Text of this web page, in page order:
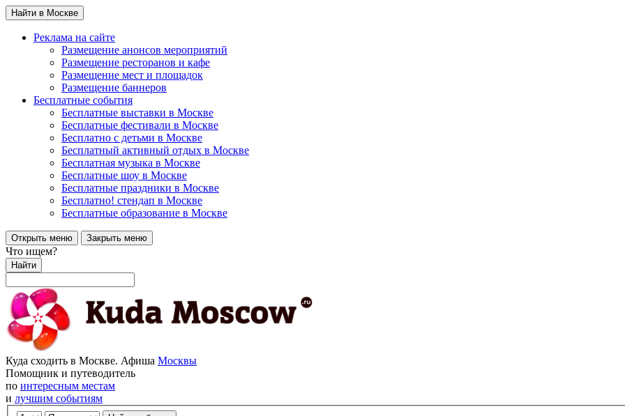
Найти в Москве
Реклама на сайте
Размещение анонсов мероприятий
Размещение ресторанов и кафе
Размещение мест и площадок
Размещение баннеров
Бесплатные события
Бесплатные выставки в Москве
Бесплатные фестивали в Москве
Бесплатно с детьми в Москве
Бесплатный активный отдых в Москве
Бесплатная музыка в Москве
Бесплатные шоу в Москве
Бесплатные праздники в Москве
Бесплатно! стендап в Москве
Бесплатные образование в Москве
Открыть меню Закрыть меню
Что ищем?
Найти
Куда сходить в Москве. Афиша Москвы
Помощник и путеводитель
по интересным местам
и лучшим событиям